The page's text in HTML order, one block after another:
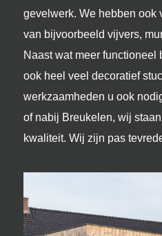
gevelwerk. We hebben ook
van bijvoorbeeld vijvers,
Naast wat meer functioneel
ook heel veel decoratief
werkzaamheden u ook
of nabij Breukelen, wij
kwaliteit. Wij zijn pas